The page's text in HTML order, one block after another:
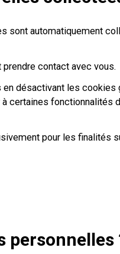
sont automatiquement
contact avec vous.
désactivant les cookies
certaines fonctionnalités
pour les finalités
personnelles